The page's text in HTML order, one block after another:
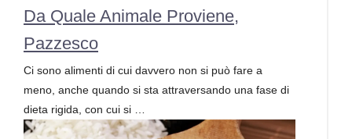
Da Quale Animale Proviene,
Pazzesco
Ci sono alimenti di cui davvero non si può fare a
meno, anche quando si sta attraversando una fase di
dieta rigida, con cui si …